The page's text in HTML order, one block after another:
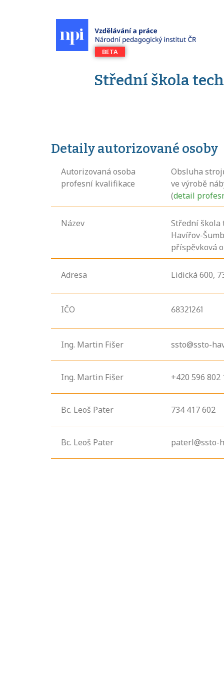
Střední škola
Detaily autorizované osoby
Autorizovaná osoba
profesní kvalifikace
Obsluha
ve výrobě
(detail
Název
Střední škola
Havířov-
příspěvková
Adresa Lidická 600,
IČO 68321261
Ing. Martin Fišer ssto@ssto-
Ing. Martin Fišer +420 596 802
Bc. Leoš Pater 734 417 602
Bc. Leoš Pater paterl@ssto-